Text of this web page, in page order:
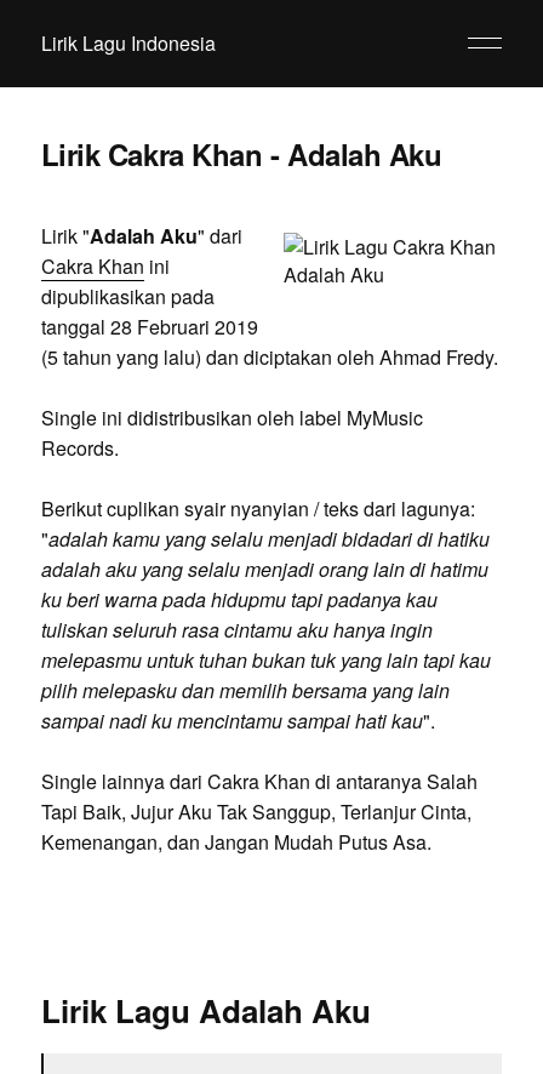
Lirik Lagu Indonesia
Lirik Cakra Khan - Adalah Aku
Lirik "Adalah Aku" dari
Cakra Khan ini
dipublikasikan pada
tanggal 28 Februari 2019
(5 tahun yang lalu) dan diciptakan oleh Ahmad Fredy.
Single ini didistribusikan oleh label MyMusic
Records.
Berikut cuplikan syair nyanyian / teks dari lagunya:
"adalah kamu yang selalu menjadi bidadari di hatiku
adalah aku yang selalu menjadi orang lain di hatimu
ku beri warna pada hidupmu tapi padanya kau
tuliskan seluruh rasa cintamu aku hanya ingin
melepasmu untuk tuhan bukan tuk yang lain tapi kau
pilih melepasku dan memilih bersama yang lain
sampai nadi ku mencintamu sampai hati kau".
Single lainnya dari Cakra Khan di antaranya Salah
Tapi Baik, Jujur Aku Tak Sanggup, Terlanjur Cinta,
Kemenangan, dan Jangan Mudah Putus Asa.
Lirik Lagu Adalah Aku